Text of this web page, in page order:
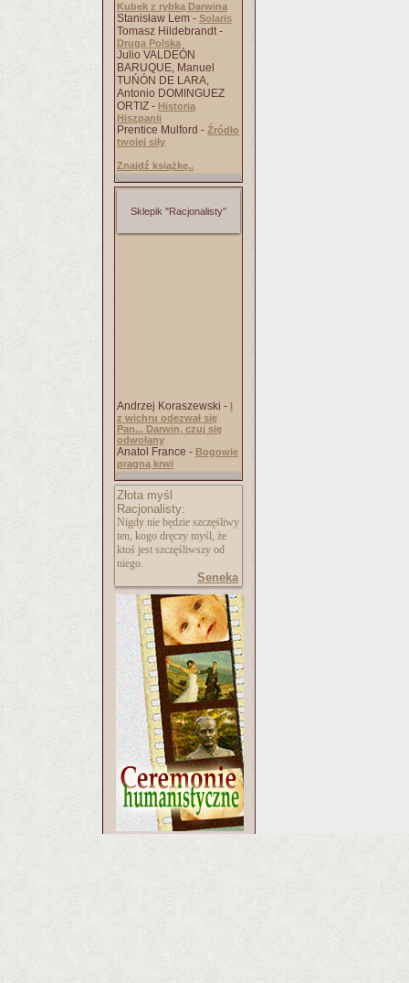
Kubek z rybką Darwina
Stanisław Lem - Solaris
Tomasz Hildebrandt -
Druga Polska
Julio VALDEÓN
BARUQUE, Manuel
TUŃÓN DE LARA,
Antonio DOMINGUEZ
ORTIZ - Historia
Hiszpanii
Prentice Mulford - Źródło
twojej siły
Znajdź książkę..
Sklepik "Racjonalisty"
Andrzej Koraszewski - I
z wichru odezwał się
Pan... Darwin, czuj się
odwołany
Anatol France - Bogowie
pragną krwi
Złota myśl
Racjonalisty:
Nigdy nie będzie szczęśliwy
ten, kogo dręczy myśl, że
ktoś jest szczęśliwszy od
niego.
Seneka